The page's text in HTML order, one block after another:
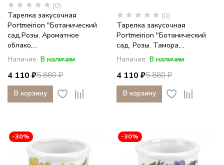
(0)
Тарелка закусочная
Portmeirion "Ботанический
сад.Розы. Ароматное
облако,...
Наличие: В наличии
5 880 ₽
4 110 ₽
В корзину
(0)
Тарелка закусочная
Portmeirion "Ботанический
сад. Розы. Тамора,...
Наличие: В наличии
5 880 ₽
4 110 ₽
В корзину
-30% -30%